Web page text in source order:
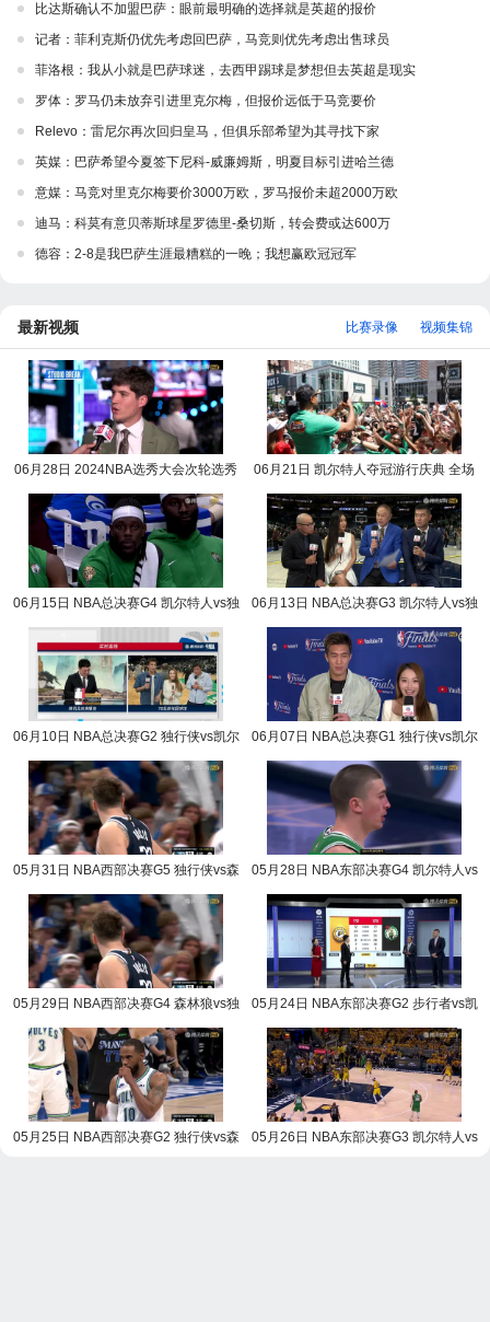
比达斯确认不加盟巴萨：眼前最明确的选择就是英超的报价
记者：菲利克斯仍优先考虑回巴萨，马竞则优先考虑出售球员
菲洛根：我从小就是巴萨球迷，去西甲踢球是梦想但去英超是现实
罗体：罗马仍未放弃引进里克尔梅，但报价远低于马竞要价
Relevo：雷尼尔再次回归皇马，但俱乐部希望为其寻找下家
英媒：巴萨希望今夏签下尼科-威廉姆斯，明夏目标引进哈兰德
意媒：马竞对里克尔梅要价3000万欧，罗马报价未超2000万欧
迪马：科莫有意贝蒂斯球星罗德里-桑切斯，转会费或达600万
德容：2-8是我巴萨生涯最糟糕的一晚；我想赢欧冠冠军
最新视频 视频集锦
比赛录像
06月28日 2024NBA选秀大会次轮选秀
06月21日 凯尔特人夺冠游行庆典 全场
06月15日 NBA总决赛G4 凯尔特人vs独
06月13日 NBA总决赛G3 凯尔特人vs独
06月10日 NBA总决赛G2 独行侠vs凯尔
06月07日 NBA总决赛G1 独行侠vs凯尔
05月31日 NBA西部决赛G5 独行侠vs森
05月28日 NBA东部决赛G4 凯尔特人vs
05月29日 NBA西部决赛G4 森林狼vs独
05月24日 NBA东部决赛G2 步行者vs凯
05月25日 NBA西部决赛G2 独行侠vs森
05月26日 NBA东部决赛G3 凯尔特人vs